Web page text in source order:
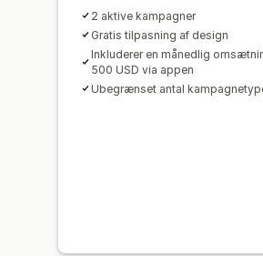
2 aktive kampagner
Gratis tilpasning af design
Inkluderer en månedlig
500 USD via appen
Ubegrænset antal